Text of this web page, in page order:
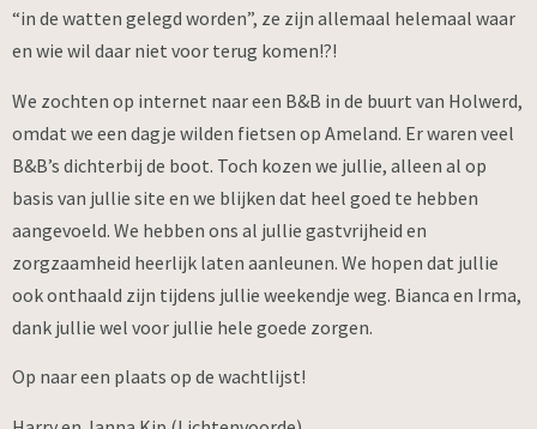
“in de watten gelegd worden”, ze zijn allemaal helemaal waar
en wie wil daar niet voor terug komen!?!
We zochten op internet naar een B&B in de buurt van Holwerd,
omdat we een dagje wilden fietsen op Ameland. Er waren veel
B&B’s dichterbij de boot. Toch kozen we jullie, alleen al op
basis van jullie site en we blijken dat heel goed te hebben
aangevoeld. We hebben ons al jullie gastvrijheid en
zorgzaamheid heerlijk laten aanleunen. We hopen dat jullie
ook onthaald zijn tijdens jullie weekendje weg. Bianca en Irma,
dank jullie wel voor jullie hele goede zorgen.
Op naar een plaats op de wachtlijst!